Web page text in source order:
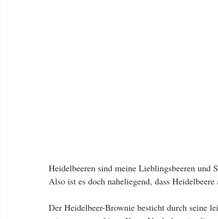
Heidelbeeren sind meine Lieblingsbeeren und
Also ist es doch naheliegend, dass
Der Heidelbeer-Brownie besticht durch seine